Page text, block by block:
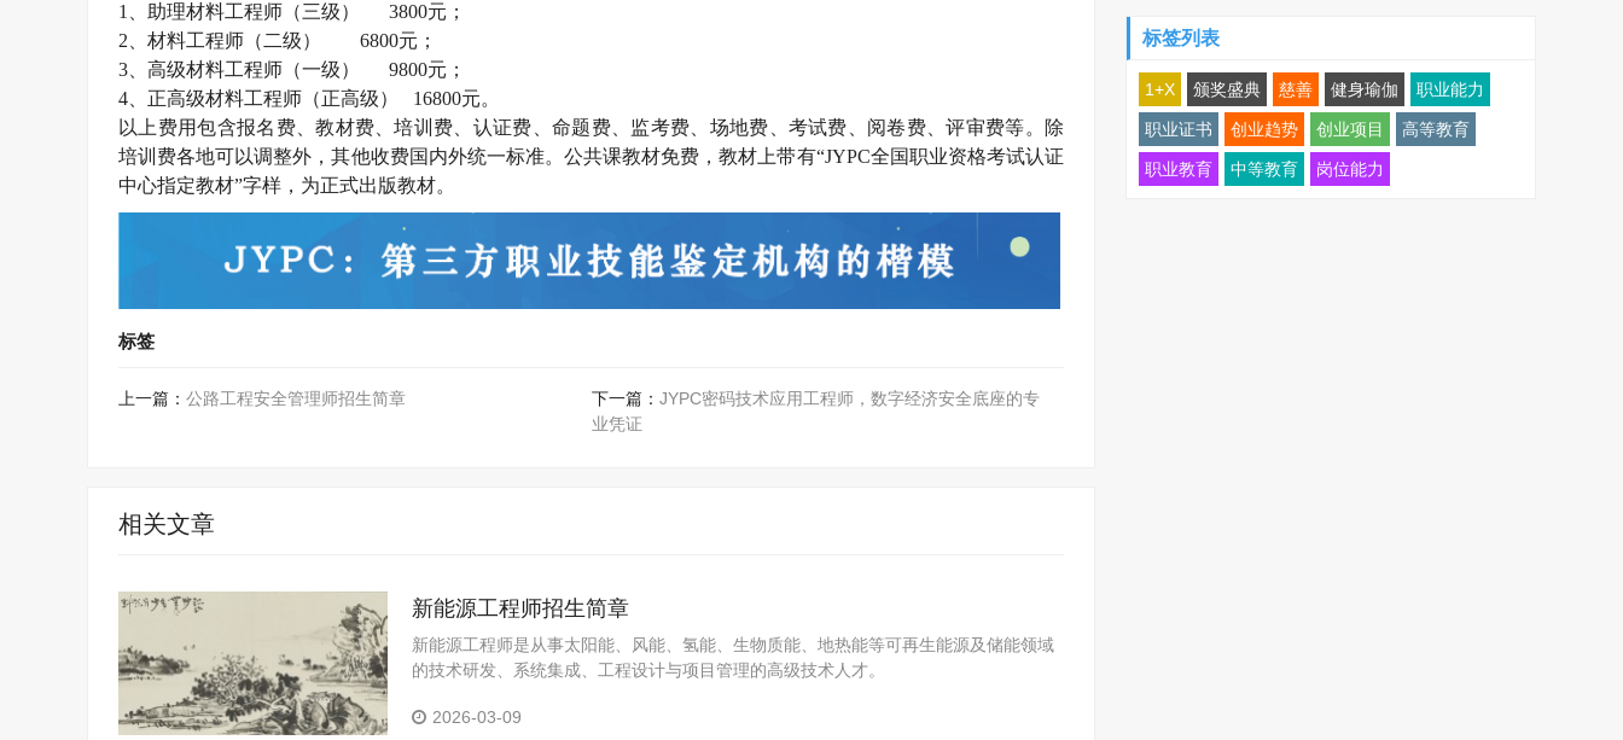
1
、助理材料工程师（三级） 3800元；
2 、材料工程师（二级） 6800元；
3 、高级材料工程师（一级） 9800元；
4 、正高级材料工程师（正高级） 16800元。
以上费用包含报名费、教材费、培训费、认证费、命题费、监考费、场地费、考试费、阅卷费、评审费等。除
培训费各地可以调整外，其他收费国内外统一标准。公共课教材免费，教材上带有“JYPC全国职业资格考试认证
中心指定教材”字样，为正式出版教材。
标签
上一篇： 公路工程安全管理师招生简章 下一篇： JYPC密码技术应用工程师，数字经济安全底座的专
业凭证
相关文章
新能源工程师招生简章
新能源工程师是从事太阳能、风能、氢能、生物质能、地热能等可再生能源及储能领域
的技术研发、系统集成、工程设计与项目管理的高级技术人才。
2026-03-09
标签列表
1+X 颁奖盛典 慈善 健身瑜伽 职业能力
职业证书 创业趋势 创业项目 高等教育
职业教育 中等教育 岗位能力